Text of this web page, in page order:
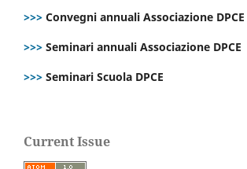
>>> Convegni annuali Associazione DPCE
>>> Seminari annuali Associazione DPCE
>>> Seminari Scuola DPCE
Current Issue